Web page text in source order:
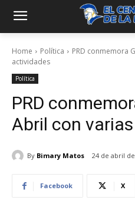
Home Política
PRD conmemora
actividades
Política
PRD
Abril con
By Bimary Matos 24 de abril
Facebook X